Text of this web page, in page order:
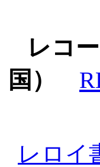
レコ
国）
レロイ